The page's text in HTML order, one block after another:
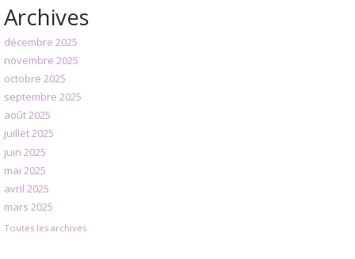
Archives
décembre 2025
novembre 2025
octobre 2025
septembre 2025
août 2025
juillet 2025
juin 2025
mai 2025
avril 2025
mars 2025
Toutes les archives